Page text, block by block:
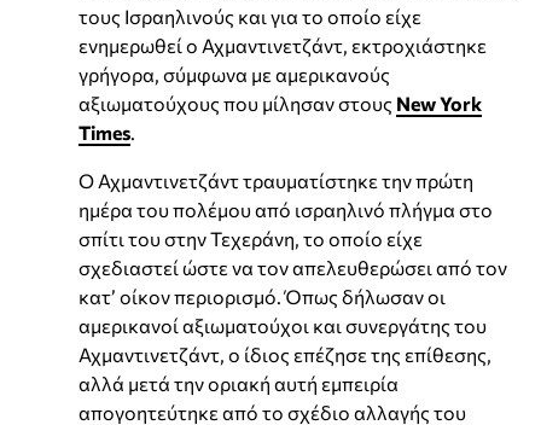
τους Ισραηλινούς και για το οποίο είχε
ενημερωθεί ο Αχμαντινετζάντ, εκτροχιάστηκε
γρήγορα, σύμφωνα με αμερικανούς
αξιωματούχους που μίλησαν στους New York
Times
Ο Αχμαντινετζάντ τραυματίστηκε την πρώτη
ημέρα του πολέμου από ισραηλινό πλήγμα στο
σπίτι του στην Τεχεράνη, το οποίο είχε
σχεδιαστεί ώστε να τον απελευθερώσει από τον
κατ’ οίκον περιορισμό. Όπως δήλωσαν οι
αμερικανοί αξιωματούχοι και συνεργάτης του
Αχμαντινετζάντ, ο ίδιος επέζησε της επίθεσης,
αλλά μετά την οριακή αυτή εμπειρία
απογοητεύτηκε από το σχέδιο αλλαγής του